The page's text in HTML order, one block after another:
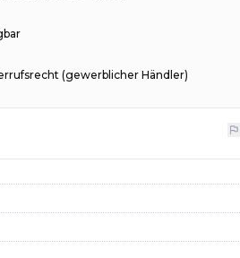
(gewerblicher Händler)